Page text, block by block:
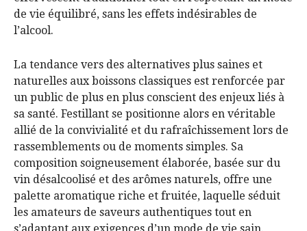
de vie équilibré, sans les effets indésirables de
l’alcool.
La tendance vers des alternatives plus saines et
naturelles aux boissons classiques est renforcée par
un public de plus en plus conscient des enjeux liés à
sa santé. Festillant se positionne alors en véritable
allié de la convivialité et du rafraîchissement lors de
rassemblements ou de moments simples. Sa
composition soigneusement élaborée, basée sur du
vin désalcoolisé et des arômes naturels, offre une
palette aromatique riche et fruitée, laquelle séduit
les amateurs de saveurs authentiques tout en